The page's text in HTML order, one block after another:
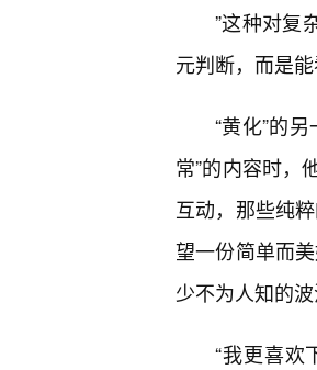
”这种对复
元判断，而是
“黄化”的
常”的内容时，
互动，那些纯
望一份简单而
少不为人知的波
“我更喜欢